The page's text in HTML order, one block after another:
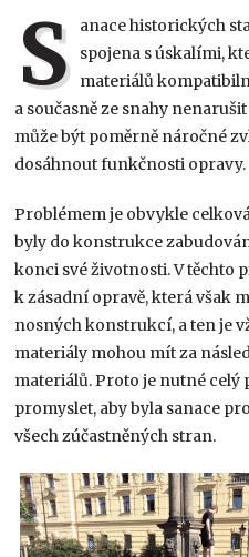
S anace historických
spojena s úskalími,
materiálů
a současně ze snahy
může být poměrně náročné
dosáhnout funkčnosti opravy.
Problémem je obvykle
byly do konstrukce
konci své životnosti. V těchto
k zásadní opravě, která však
nosných konstrukcí, a ten je
materiály mohou mít za
materiálů. Proto je nutné celý
promyslet, aby byla sanace
všech zúčastněných stran.